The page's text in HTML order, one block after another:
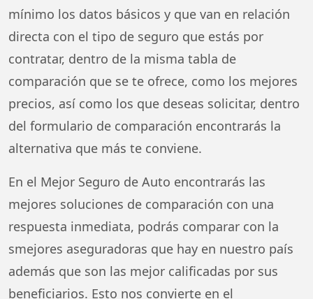
mínimo los datos básicos y que van en relación
directa con el tipo de seguro que estás por
contratar, dentro de la misma tabla de
comparación que se te ofrece, como los mejores
precios, así como los que deseas solicitar, dentro
del formulario de comparación encontrarás la
alternativa que más te conviene.
En el Mejor Seguro de Auto encontrarás las
mejores soluciones de comparación con una
respuesta inmediata, podrás comparar con la
smejores aseguradoras que hay en nuestro país
además que son las mejor calificadas por sus
beneficiarios. Esto nos convierte en el